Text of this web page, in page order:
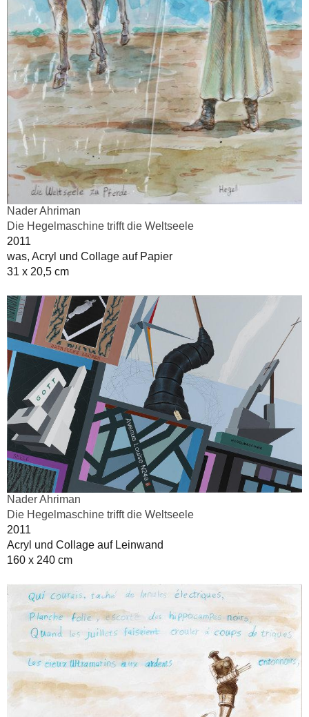
Nader Ahriman
Die Hegelmaschine trifft die Weltseele
2011
was, Acryl und Collage auf Papier
31 x 20,5 cm
Nader Ahriman
Die Hegelmaschine trifft die Weltseele
2011
Acryl und Collage auf Leinwand
160 x 240 cm